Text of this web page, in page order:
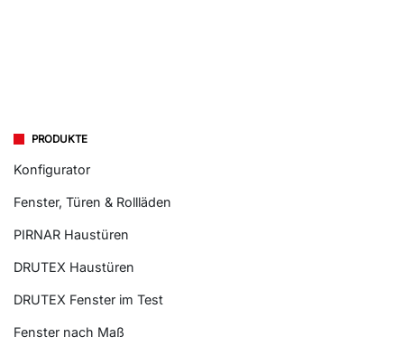
PRODUKTE
Konfigurator
Fenster, Türen & Rollläden
PIRNAR Haustüren
DRUTEX Haustüren
DRUTEX Fenster im Test
Fenster nach Maß